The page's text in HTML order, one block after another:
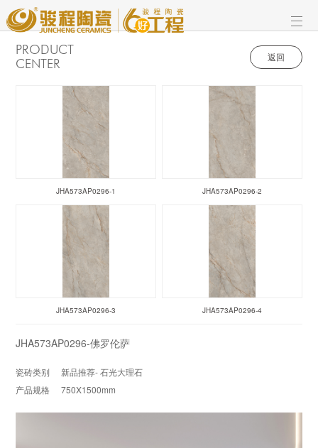
PRODUCT
CENTER
返回
JHA573AP0296-1 JHA573AP0296-2
JHA573AP0296-3 JHA573AP0296-4
JHA573AP0296-佛罗伦萨
瓷砖类别
新品推荐- 石光大理石
产品规格
750X1500mm